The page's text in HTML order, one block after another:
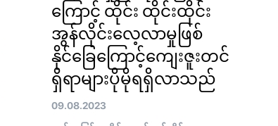
ကြောင့် ထိုင်း ထိုင်းထိုင်း
အွန်လိုင်းလေ့လာမှုဖြစ်
နိုင်ခြေကြောင့်ကျေးဇူးတင်
ရှိရာများပိုမိုရရှိလာသည်
09.08.2023